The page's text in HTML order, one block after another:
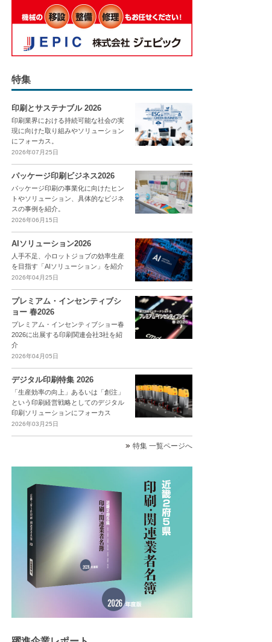
特集
印刷とサステナブル 2026
印刷業界における持続可能な社会の実
現に向けた取り組みやソリューション
にフォーカス。
2026年07月25日
パッケージ印刷ビジネス2026
パッケージ印刷の事業化に向けたヒン
トやソリューション、具体的なビジネ
スの事例を紹介。
2026年06月15日
AIソリューション2026
人手不足、小ロットジョブの効率生産
を目指す「AIソリューション」を紹介
2026年04月25日
プレミアム・インセンティブシ
ョー 春2026
プレミアム・インセンティブショー春
2026に出展する印刷関連会社3社を紹
介
2026年04月05日
デジタル印刷特集 2026
「生産効率の向上」あるいは「創注」
という印刷経営戦略としてのデジタル
印刷ソリューションにフォーカス
2026年03月25日
特集 一覧ページへ